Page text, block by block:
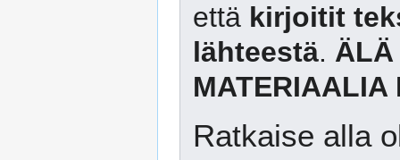
että kirjoitit
lähteestä. ÄLÄ
MATERIAALIA
Ratkaise alla